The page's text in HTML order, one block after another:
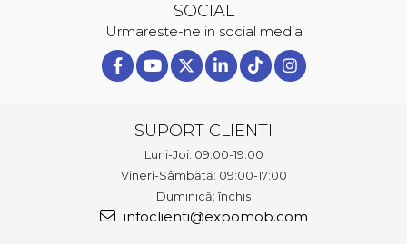
SOCIAL
Urmareste-ne in social media
SUPORT CLIENTI
Luni-Joi: 09:00-19:00
Vineri-Sâmbătă: 09:00-17:00
Duminică: închis
infoclienti@expomob.com